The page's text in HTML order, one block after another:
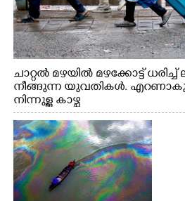
ചാറ്റൽ മഴയിൽ മഴക്കോട്ട്
നീങ്ങുന്ന യുവതികൾ.
നിന്നുള്ള കാഴ്ച